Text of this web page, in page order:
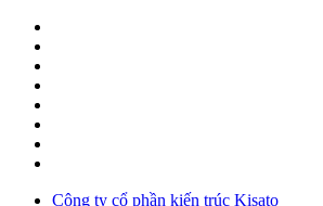
Công ty cổ phần kiến trúc Kisato